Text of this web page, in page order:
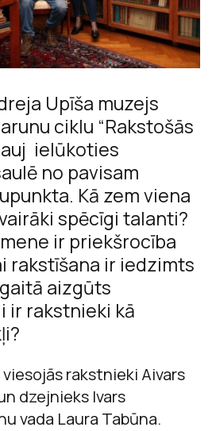
Upīša muzejs
ciklu “Rakstošās
ielūkoties
no pavisam
Kā zem viena
spēcīgi talanti?
ir priekšrocība
rakstīšana ir iedzimts
aizgūts
ir rakstnieki kā
rakstnieki Aivars
dzejnieks Ivars
vada Laura Tabūna.